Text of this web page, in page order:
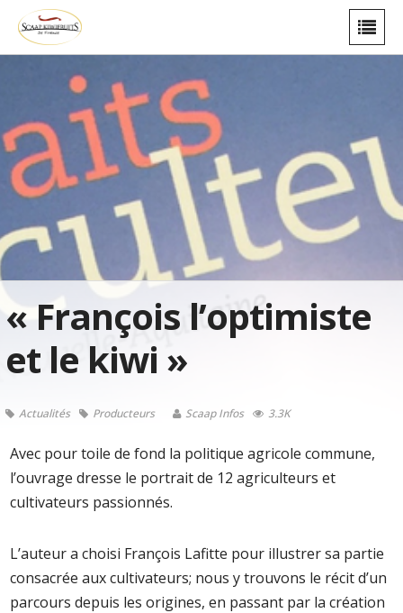
« François l’optimiste
et le kiwi »
Actualités Producteurs Scaap Infos 3.3K
Avec pour toile de fond la politique agricole commune,
l’ouvrage dresse le portrait de 12 agriculteurs et
cultivateurs passionnés.
L’auteur a choisi François Lafitte pour illustrer sa partie
consacrée aux cultivateurs; nous y trouvons le récit d’un
parcours depuis les origines, en passant par la création